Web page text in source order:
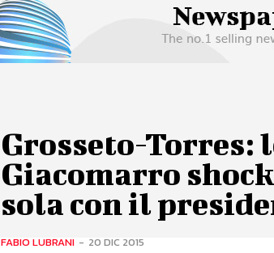
Grosseto-Torres:
Giacomarro
sola con il
FABIO LUBRANI - 20 DIC 2015